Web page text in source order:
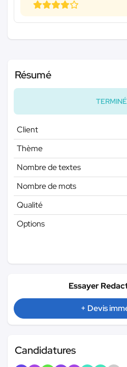
Résumé
Client
Thème
Nombre de textes
Nombre de mots
Qualité
Options
Essayer
+ Devis
Candidatures